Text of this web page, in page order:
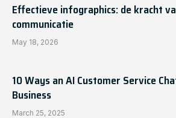
Effectieve infographics: de kracht
communicatie
May 18, 2026
10 Ways an AI Customer Service
Business
March 25, 2025